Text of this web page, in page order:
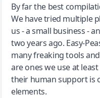
Jeff Wilson
By far the best
By far the best
We have tried multiple
us - a small business -
two years ago. Easy-
many freaking tools
are ones we use at
their human support is
elements.